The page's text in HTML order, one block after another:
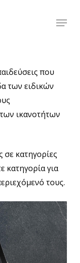
Menu
που
των ειδικών
ικανοτήτων
σε κατηγορίες
κατηγορία για
τους.